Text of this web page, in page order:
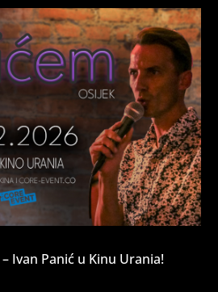
– Ivan Panić u Kinu Urania!